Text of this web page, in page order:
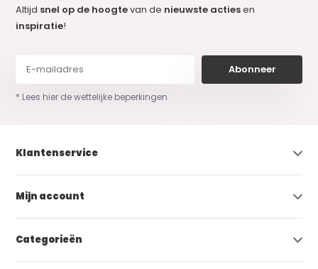
Altijd snel op de hoogtevan de nieuwste actiesen
inspiratie!
Abonneer
* Lees hier de wettelijke beperkingen
Klantenservice
Mijn account
Categorieën